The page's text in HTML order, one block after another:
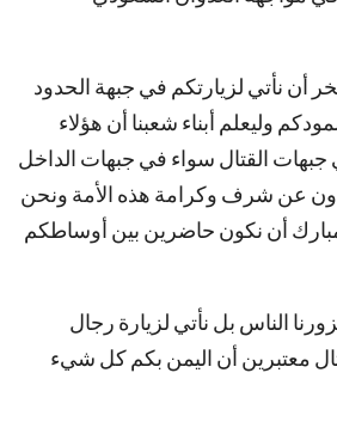
أن نأتي لزيارتكم في جبهة الحدود
وليعلم أبناء شعبنا أن هؤلاء
القتال سواء في جبهات الداخل
عن شرف وكرامة هذه الأمة ونحن
أن نكون حاضرين بين أوساطكم
الناس بل نأتي لزيارة رجال
معتبرين أن اليمن بكم كل شيء